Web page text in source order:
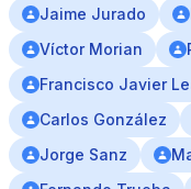
Jaime Jurado
Víctor Morian
Francisco Javier
Carlos González
Jorge Sanz